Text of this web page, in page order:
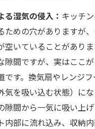
湿気の侵入： キッチ
ための穴がありますが
空いていることがあり
隙間ですが、実はここ
です。換気扇やレンジ
気を吸い込む状態）に
隙間から一気に吸い上
内部に流れ込み、収納